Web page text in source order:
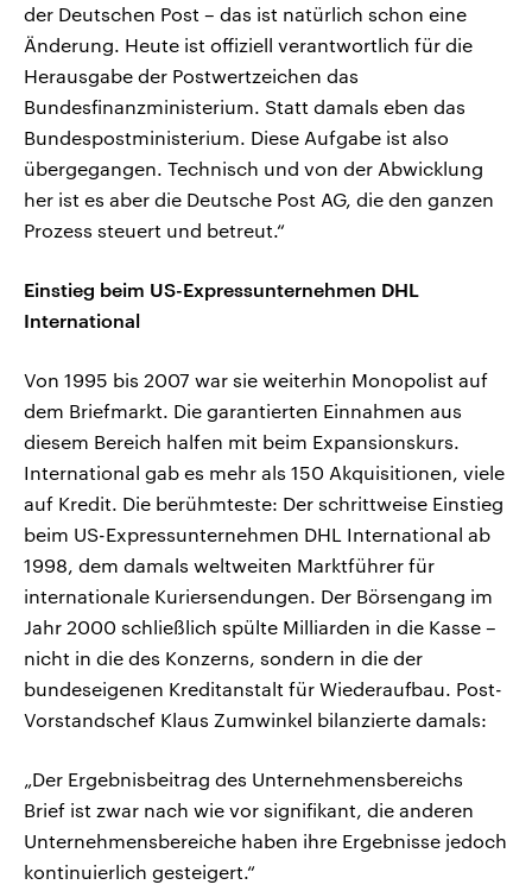
der Deutschen Post – das ist natürlich schon eine
Änderung. Heute ist offiziell verantwortlich für die
Herausgabe der Postwertzeichen das
Bundesfinanzministerium. Statt damals eben das
Bundespostministerium. Diese Aufgabe ist also
übergegangen. Technisch und von der Abwicklung
her ist es aber die Deutsche Post AG, die den ganzen
Prozess steuert und betreut.“
Einstieg beim US-Expressunternehmen DHL
International
Von 1995 bis 2007 war sie weiterhin Monopolist auf
dem Briefmarkt. Die garantierten Einnahmen aus
diesem Bereich halfen mit beim Expansionskurs.
International gab es mehr als 150 Akquisitionen, viele
auf Kredit. Die berühmteste: Der schrittweise Einstieg
beim US-Expressunternehmen DHL International ab
1998, dem damals weltweiten Marktführer für
internationale Kuriersendungen. Der Börsengang im
Jahr 2000 schließlich spülte Milliarden in die Kasse –
nicht in die des Konzerns, sondern in die der
bundeseigenen Kreditanstalt für Wiederaufbau. Post-
Vorstandschef Klaus Zumwinkel bilanzierte damals:
„Der Ergebnisbeitrag des Unternehmensbereichs
Brief ist zwar nach wie vor signifikant, die anderen
Unternehmensbereiche haben ihre Ergebnisse jedoch
kontinuierlich gesteigert.“